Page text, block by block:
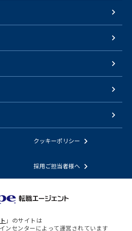
クッキーポリシー
採用ご担当者様へ
」のサイトは
ンセンターによって運営されています